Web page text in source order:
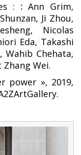
: :Ann Grim,
Ji Zhou,
Nicolas
Eda, Takashi
Wahib Chehata,
Wei.
power », 2019,